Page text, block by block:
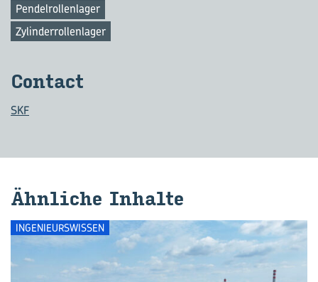
Pendelrollenlager
Zylinderrollenlager
Con­tact
SKF
Ähn­li­che In­hal­te
INGENIEURSWISSEN